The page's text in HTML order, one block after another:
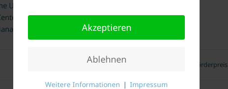
Universität Innsbruck
Innsbruck
Center Innsbruck
DFK-Studienförderpreis
Akzeptieren
Ablehnen
Weitere Informationen | Impressum